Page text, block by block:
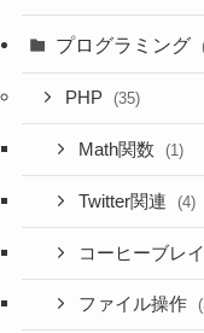
プログラミング
PHP (35)
Math関数 (1)
Twitter関連 (4)
コーヒーブレ
ファイル操作